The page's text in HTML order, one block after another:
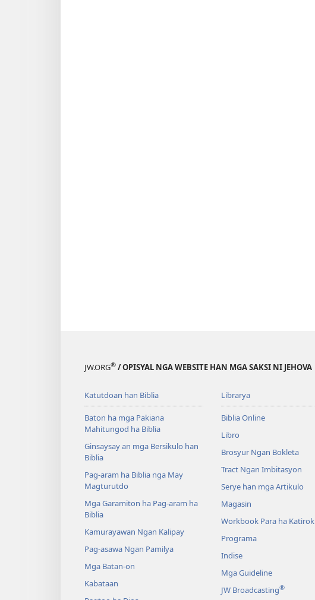
JW.ORG® / OPISYAL NGA WEBSITE HAN MGA SAKSI NI JEHOVA
Katutdoan han Biblia
Baton ha mga Pakiana
Mahitungod ha Biblia
Ginsaysay an mga Bersikulo han
Biblia
Pag-aram ha Biblia nga May
Magturutdo
Mga Garamiton ha Pag-aram ha
Biblia
Kamurayawan Ngan Kalipay
Pag-asawa Ngan Pamilya
Mga Batan-on
Kabataan
Librarya
Biblia Online
Libro
Brosyur Ngan Bokleta
Tract Ngan Imbitasyon
Serye han mga Artikulo
Magasin
Workbook Para ha Katirok
Programa
Indise
Mga Guideline
JW Broadcasting®